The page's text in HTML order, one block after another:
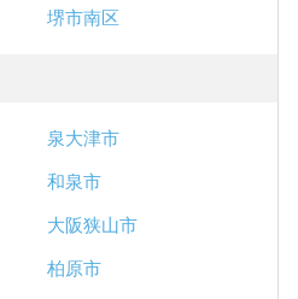
堺市南区
泉大津市
和泉市
大阪狭山市
柏原市